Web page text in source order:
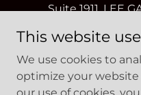
Suite 1911, LEE
亞
香港｜悉尼
This website
We use cookies to
optimize your